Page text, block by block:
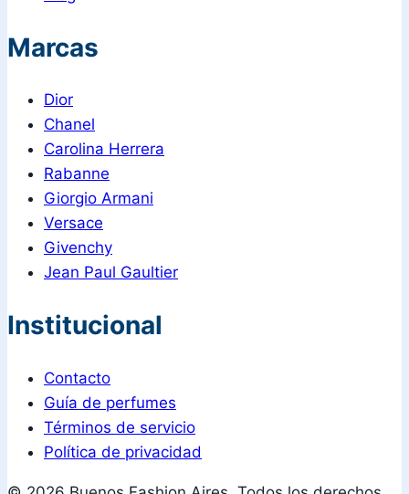
Marcas
Dior
Chanel
Carolina Herrera
Rabanne
Giorgio Armani
Versace
Givenchy
Jean Paul Gaultier
Institucional
Contacto
Guía de perfumes
Términos de servicio
Política de privacidad